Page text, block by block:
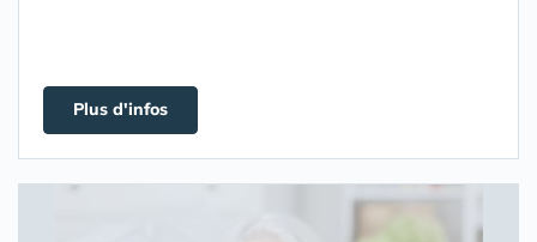
Plus d'infos